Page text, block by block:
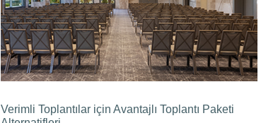
Verimli Toplantılar için Avantajlı Toplantı Paketi